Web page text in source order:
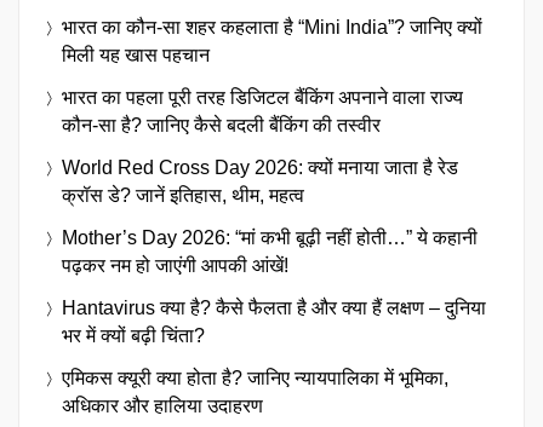
भारत का कौन-सा शहर कहलाता है “Mini India”? जानिए क्यों
मिली यह खास पहचान
भारत का पहला पूरी तरह डिजिटल बैंकिंग अपनाने वाला राज्य
कौन-सा है? जानिए कैसे बदली बैंकिंग की तस्वीर
World Red Cross Day 2026: क्यों मनाया जाता है रेड
क्रॉस डे? जानें इतिहास, थीम, महत्व
Mother’s Day 2026: “मां कभी बूढ़ी नहीं होती…” ये कहानी
पढ़कर नम हो जाएंगी आपकी आंखें!
Hantavirus क्या है? कैसे फैलता है और क्या हैं लक्षण – दुनिया
भर में क्यों बढ़ी चिंता?
एमिकस क्यूरी क्या होता है? जानिए न्यायपालिका में भूमिका,
अधिकार और हालिया उदाहरण